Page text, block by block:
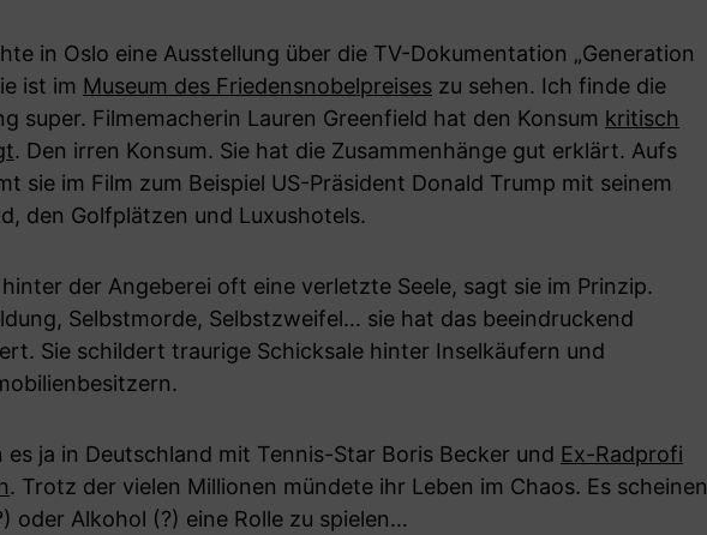
in Oslo eine Ausstellung über die TV-Dokumentation „Generation
ist im Museum des Friedensnobelpreises zu sehen. Ich finde die
super. Filmemacherin Lauren Greenfield hat den Konsum kritisch
. Den irren Konsum. Sie hat die Zusammenhänge gut erklärt. Aufs
sie im Film zum Beispiel US-Präsident Donald Trump mit seinem
den Golfplätzen und Luxushotels.
der Angeberei oft eine verletzte Seele, sagt sie im Prinzip.
Selbstmorde, Selbstzweifel… sie hat das beeindruckend
Sie schildert traurige Schicksale hinter Inselkäufern und
es ja in Deutschland mit Tennis-Star Boris Becker und Ex-Radprofi
. Trotz der vielen Millionen mündete ihr Leben im Chaos. Es scheinen
oder Alkohol (?) eine Rolle zu spielen…